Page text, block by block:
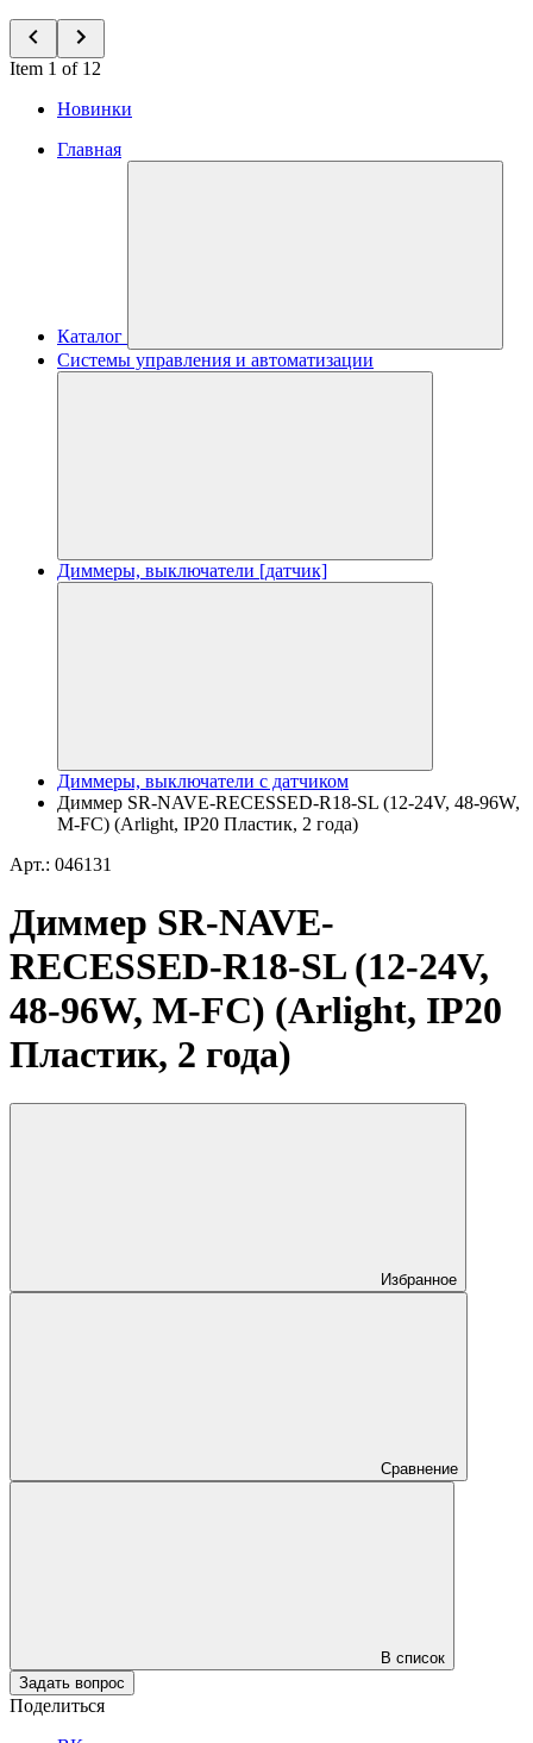
Item 1 of 12
Новинки
Главная
Каталог
Системы управления и автоматизации
Диммеры, выключатели [датчик]
Диммеры, выключатели с датчиком
Диммер SR-NAVE-RECESSED-R18-SL (12-24V, 48-96W,
M-FC) (Arlight, IP20 Пластик, 2 года)
Арт.: 046131
Диммер SR-NAVE-
RECESSED-R18-SL (12-24V,
48-96W, M-FC) (Arlight, IP20
Пластик, 2 года)
Избранное
Сравнение
В список
Задать вопрос
Поделиться